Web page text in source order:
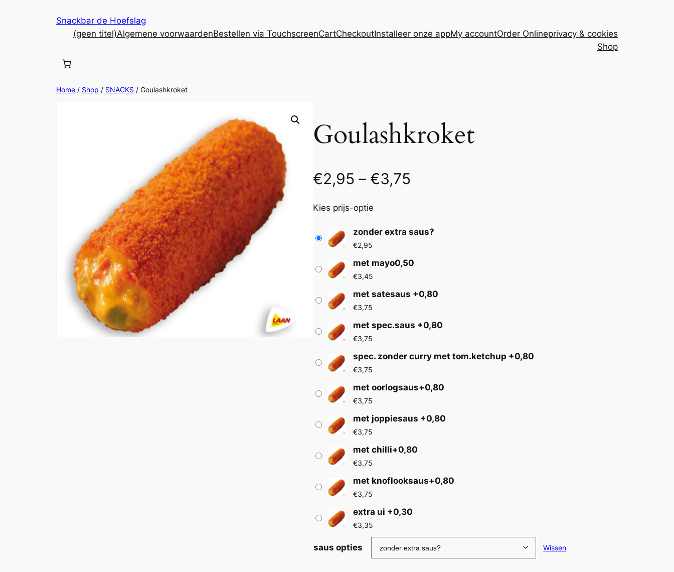
Snackbar de Hoefslag
(geen titel)Algemene voorwaardenBestellen via TouchscreenCartCheckoutInstalleer onze appMy accountOrder Onlineprivacy & cookies
Shop
Home / Shop / SNACKS / Goulashkroket
Goulashkroket
€2,95 – €3,75
s
k
s
s
:
€
9
5
t
Kies prijs-optie
zonder extra saus?
€2,95
met mayo0,50
€3,45
met satesaus +0,80
€3,75
met spec.saus +0,80
€3,75
spec. zonder curry met tom.ketchup +0,80
€3,75
met oorlogsaus+0,80
€3,75
met joppiesaus +0,80
€3,75
met chilli+0,80
€3,75
met knoflooksaus+0,80
€3,75
extra ui +0,30
€3,35
saus opties Wissen